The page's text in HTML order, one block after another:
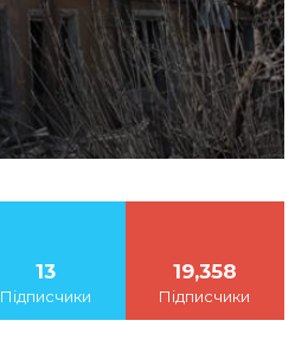
13
Підписчики
19,358
Підписчики